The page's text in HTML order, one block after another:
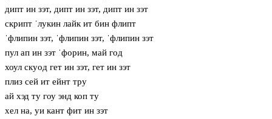
дипт ин зэт, дипт ин зэт, дипт ин зэт
скрипт ˈлукин лайк ит бин флипт
ˈфлипин зэт, ˈфлипин зэт, ˈфлипин зэт
пул ап ин зэт ˈфорин, май год
хоул скуод гет ин зэт, гет ин зэт
плиз сей ит ейнт тру
ай хэд ту гоу энд коп ту
хел на, уи кант фит ин зэт